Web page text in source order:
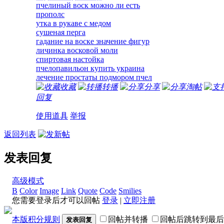
пчелиный воск можно ли есть
прополс
утка в рукаве с медом
сушеная перга
гадание на воске значение фигур
личинка восковой моли
спиртовая настойка
пчелопавильон купить украина
лечение простаты подмором пчел
收藏
转播 分享 淘帖
回复
使用道具 举报
返回列表
发表回复
高级模式
B Color Image Link Quote Code Smilies
您需要登录后才可以回帖 登录 | 立即注册
本版积分规则 发表回复 回帖并转播 回帖后跳转到最